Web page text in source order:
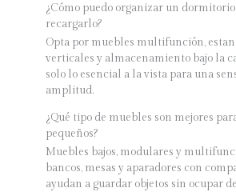
¿Cómo puedo organizar un
recargarlo?
Opta por muebles multifunción,
verticales y almacenamiento bajo la
solo lo esencial a la vista para una
amplitud.
¿Qué tipo de muebles son mejores
pequeños?
Muebles bajos, modulares y
bancos, mesas y aparadores con
ayudan a guardar objetos sin ocupar